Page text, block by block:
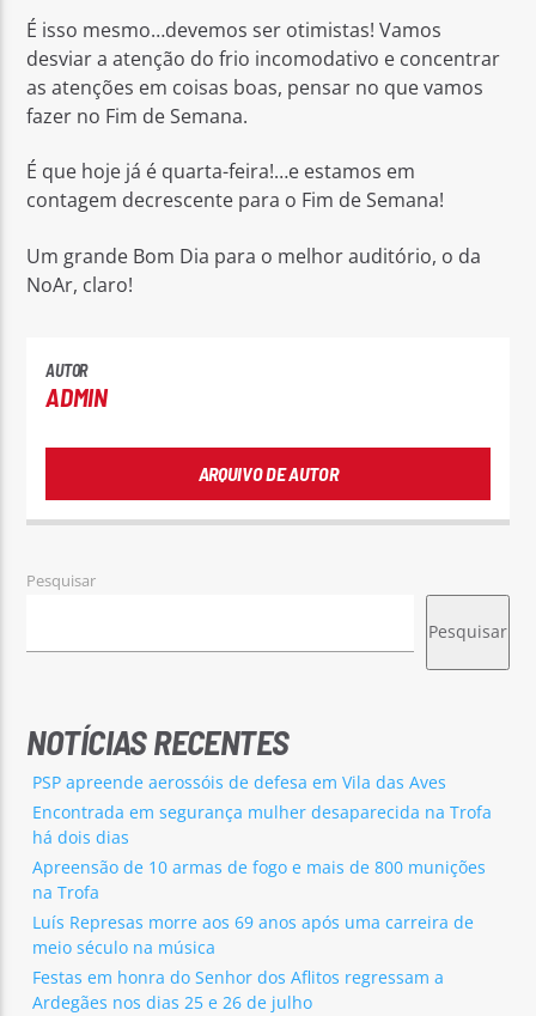
Rádio No ar
É isso mesmo…devemos ser otimistas! Vamos
desviar a atenção do frio incomodativo e concentrar
as atenções em coisas boas, pensar no que vamos
fazer no Fim de Semana.
É que hoje já é quarta-feira!…e estamos em
contagem decrescente para o Fim de Semana!
Um grande Bom Dia para o melhor auditório, o da
NoAr, claro!
AUTOR
ADMIN
ARQUIVO DE AUTOR
Pesquisar
Pesquisar
NOTÍCIAS RECENTES
PSP apreende aerossóis de defesa em Vila das Aves
Encontrada em segurança mulher desaparecida na Trofa
há dois dias
Apreensão de 10 armas de fogo e mais de 800 munições
na Trofa
Luís Represas morre aos 69 anos após uma carreira de
meio século na música
Festas em honra do Senhor dos Aflitos regressam a
Ardegães nos dias 25 e 26 de julho